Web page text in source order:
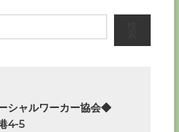
ャルワーカー協会◆
4-5